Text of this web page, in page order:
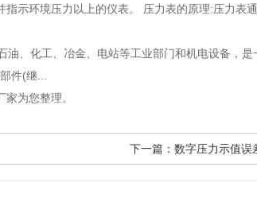
示环境压力以上的仪表。 压力表的原理:压力表
油、化工、冶金、电站等工业部门和机电设备，
件(继...
为您整理。
下一篇： 数字压力示值误